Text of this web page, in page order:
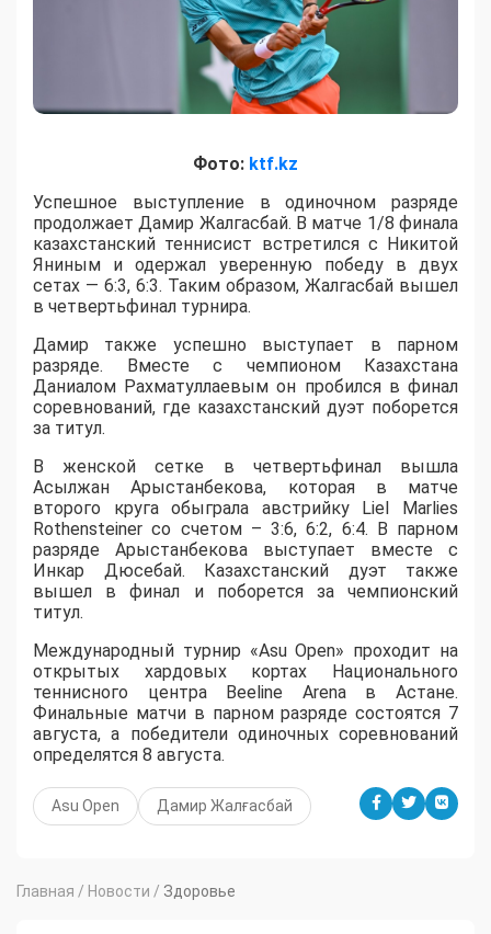
Фото: ktf.kz
Успешное выступление в одиночном разряде
продолжает Дамир Жалгасбай. В матче 1/8 финала
казахстанский теннисист встретился с Никитой
Яниным и одержал уверенную победу в двух
сетах — 6:3, 6:3. Таким образом, Жалгасбай вышел
в четвертьфинал турнира.
Дамир также успешно выступает в парном
разряде. Вместе с чемпионом Казахстана
Даниалом Рахматуллаевым он пробился в финал
соревнований, где казахстанский дуэт поборется
за титул.
В женской сетке в четвертьфинал вышла
Асылжан Арыстанбекова, которая в матче
второго круга обыграла австрийку Liel Marlies
Rothensteiner со счетом – 3:6, 6:2, 6:4. В парном
разряде Арыстанбекова выступает вместе с
Инкар Дюсебай. Казахстанский дуэт также
вышел в финал и поборется за чемпионский
титул.
Международный турнир «Asu Open» проходит на
открытых хардовых кортах Национального
теннисного центра Beeline Arena в Астане.
Финальные матчи в парном разряде состоятся 7
августа, а победители одиночных соревнований
определятся 8 августа.
Asu Open Дамир Жалғасбай
Главная / Новости / Здоровье